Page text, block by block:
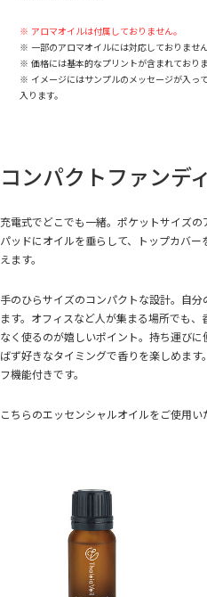
※ アロマオイルは付属しておりません。
※ 一部のアロマオイルには対応しておりません
※ 価格には基本的なプリントが含まれておりま
※ イメージにはサンプルのメッセージが入っ
入ります。
コンパクトファンデ
充電式でどこでも一緒。ポケットサイズ
パッドにオイルを垂らして、トップカバ
えます。
手のひらサイズのコンパクトな設計。自
ます。オフィスなど人が集まる場所でも
なく使るのが嬉しいポイント。持ち運び
ばず好きなタイミングで香りを楽しめま
フ機能付きです。
こちらのエッセンシャルオイルをご使用い